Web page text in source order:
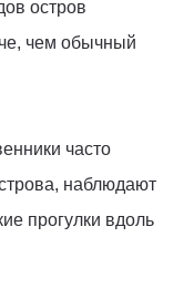
остров
чем обычный
часто
наблюдают
прогулки вдоль